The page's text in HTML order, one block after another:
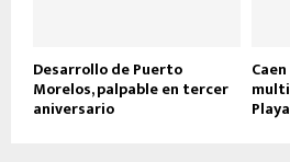
Desarrollo de Puerto
Morelos, palpable en tercer
aniversario